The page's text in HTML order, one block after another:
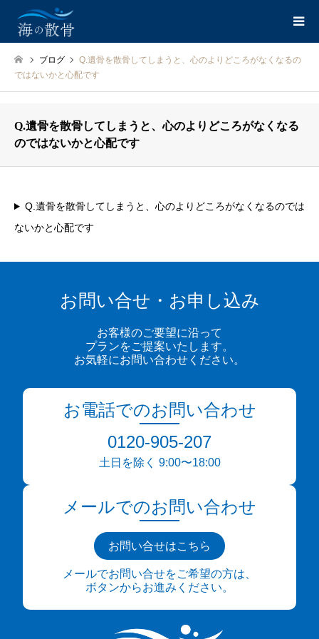
ブログ
Q.遺骨を散骨してしまうと、心のよりどころがなくなるの
ではないかと心配です
Q.遺骨を散骨してしまうと、心のよりどころがなくなる
のではないかと心配です
Q.遺骨を散骨してしまうと、心のよりどころがなくなるのでは
ないかと心配です
お問い合せ・お申し込み
お客様のご要望に沿って
プランをご提案いたします。
お気軽にお問い合わせください。
お電話でのお問い合わせ
0120-905-207
土日を除く 9:00〜18:00
メールでのお問い合わせ
お問い合せはこちら
メールでお問い合せをご希望の方は、
ボタンからお進みください。